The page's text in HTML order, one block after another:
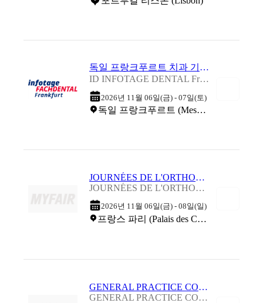
독일 프랑크푸르트 치과 기자재 박람회 2026
ID INFOTAGE DENTAL Frankfurt 2026
2026년 11월 06일(금) - 07일(토)
독일 프랑크푸르트 (Messe Frankfurt)
JOURNÉES DE L'ORTHODONTIE 2026
JOURNÉES DE L'ORTHODONTIE 2026
2026년 11월 06일(금) - 08일(일)
프랑스 파리 (Palais des Congres de Paris)
GENERAL PRACTICE CONFERENCE AND EXHIBITION - PERTH 2026
GENERAL PRACTICE CONFERENCE AND EXHIBITION - PERTH 2026